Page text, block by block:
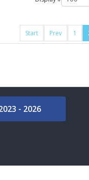
Start Prev 1
- 2026